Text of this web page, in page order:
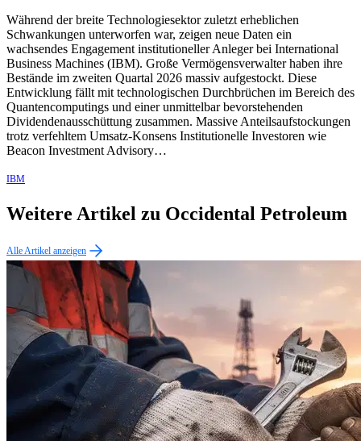
Während der breite Technologiesektor zuletzt erheblichen
Schwankungen unterworfen war, zeigen neue Daten ein
wachsendes Engagement institutioneller Anleger bei International
Business Machines (IBM). Große Vermögensverwalter haben ihre
Bestände im zweiten Quartal 2026 massiv aufgestockt. Diese
Entwicklung fällt mit technologischen Durchbrüchen im Bereich des
Quantencomputings und einer unmittelbar bevorstehenden
Dividendenausschüttung zusammen. Massive Anteilsaufstockungen
trotz verfehltem Umsatz-Konsens Institutionelle Investoren wie
Beacon Investment Advisory…
IBM
Weitere Artikel zu Occidental Petroleum
Alle Artikel anzeigen